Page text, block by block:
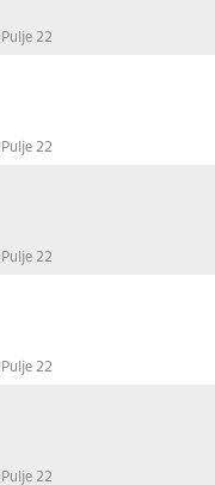
Pulje 22
Pulje 22
Pulje 22
Pulje 22
Pulje 22